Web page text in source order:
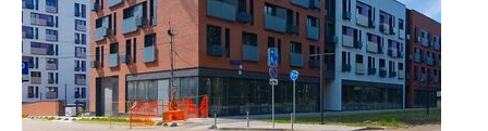
акции
Макс